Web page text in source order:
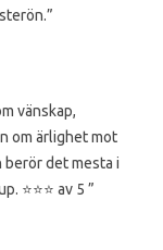
vänskap,
om ärlighet mot
berör det mesta i
⭐️⭐️⭐️ av 5 ”